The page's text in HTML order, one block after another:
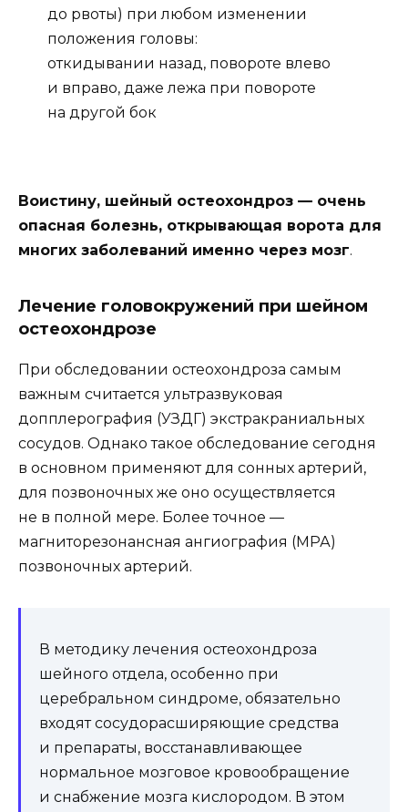
до рвоты) при любом изменении
положения головы:
откидывании назад, повороте влево
и вправо, даже лежа при повороте
на другой бок
Воистину, шейный остеохондроз — очень
опасная болезнь, открывающая ворота для
многих заболеваний именно через мозг.
Лечение головокружений при шейном
остеохондрозе
При обследовании остеохондроза самым
важным считается ультразвуковая
допплерография (УЗДГ) экстракраниальных
сосудов. Однако такое обследование сегодня
в основном применяют для сонных артерий,
для позвоночных же оно осуществляется
не в полной мере. Более точное —
магниторезонансная ангиография (МРА)
позвоночных артерий.
В методику лечения остеохондроза
шейного отдела, особенно при
церебральном синдроме, обязательно
входят сосудорасширяющие средства
и препараты, восстанавливающее
нормальное мозговое кровообращение
и снабжение мозга кислородом. В этом